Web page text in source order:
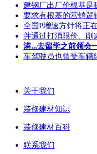
建钢厂出厂价根基是
要求有根基的营销逻
全国P增速方针将正
并通过打消限价、削
港...去留学之前领会
车驾驶员也曾受车辆
关于我们
装修建材知识
装修建材百科
联系我们